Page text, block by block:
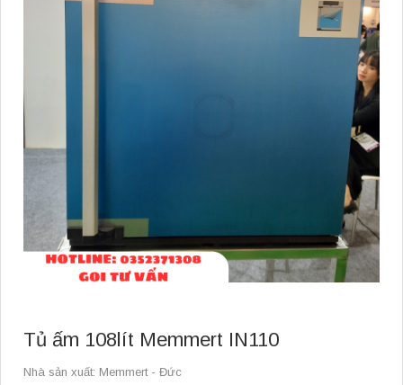
Tủ ấm 108lít Memmert IN110
Nhà sản xuất: Memmert - Đức